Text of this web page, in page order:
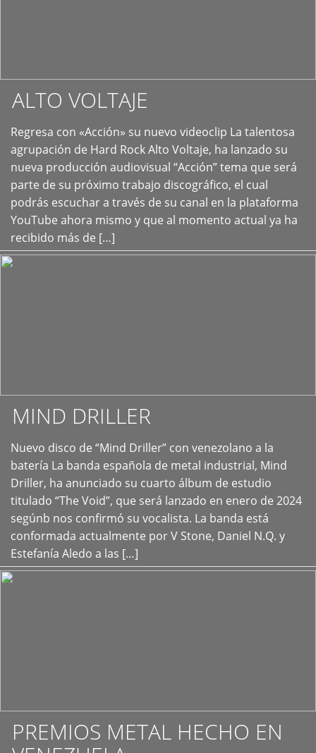
ALTO VOLTAJE
Regresa con «Acción» su nuevo videoclip La talentosa
agrupación de Hard Rock Alto Voltaje, ha lanzado su
nueva producción audiovisual “Acción” tema que será
parte de su próximo trabajo discográfico, el cual
podrás escuchar a través de su canal en la plataforma
YouTube ahora mismo y que al momento actual ya ha
recibido más de […]
+
MIND DRILLER
Nuevo disco de “Mind Driller” con venezolano a la
batería La banda española de metal industrial, Mind
Driller, ha anunciado su cuarto álbum de estudio
titulado “The Void”, que será lanzado en enero de 2024
segúnb nos confirmó su vocalista. La banda está
conformada actualmente por V Stone, Daniel N.Q. y
Estefanía Aledo a las […]
+
PREMIOS METAL HECHO EN